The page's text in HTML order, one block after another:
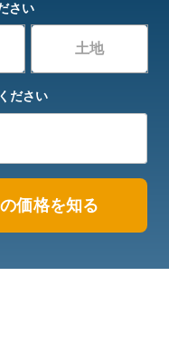
さい
土地
ださい
価格を知る